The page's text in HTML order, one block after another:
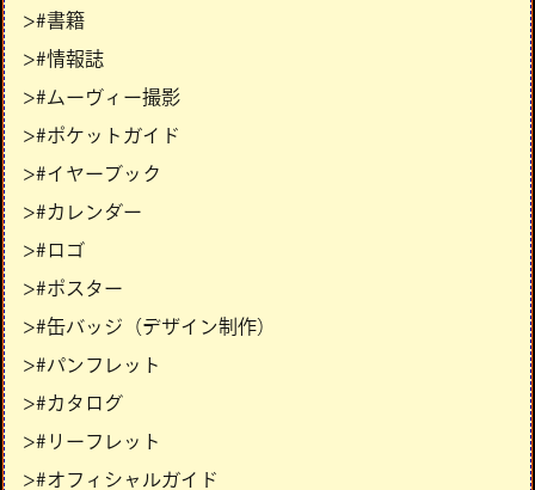
>#書籍
>#情報誌
>#ムーヴィー撮影
>#ポケットガイド
>#イヤーブック
>#カレンダー
>#ロゴ
>#ポスター
>#缶バッジ（デザイン制作）
>#パンフレット
>#カタログ
>#リーフレット
>#オフィシャルガイド